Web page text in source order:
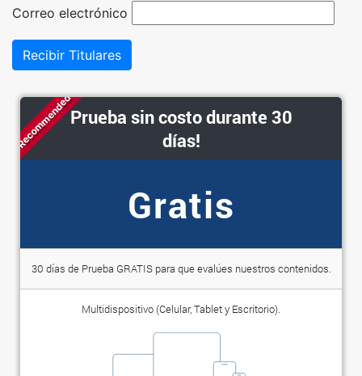
Correo electrónico
Recibir Titulares
RecommendedPrueba sin costo durante 30
días!
Gratis
30 días de Prueba GRATIS para que evalúes nuestros contenidos.
Multidispositivo (Celular, Tablet y Escritorio).